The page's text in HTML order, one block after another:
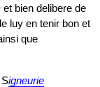
et bien delibere de
luy en tenir bon et
que
Signeurie